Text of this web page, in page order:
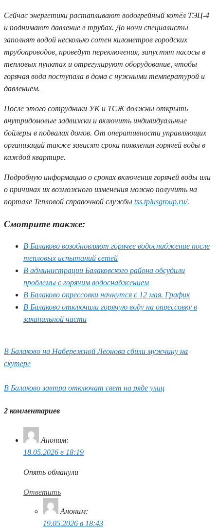
Сейчас энергетики растапливают водогрейный котёл ТЭЦ-4
и поднимают давление в трубах. До ночи специалисты
заполнят водой несколько сотен километров городских
трубопроводов, проведут переключения, запустят насосы в
тепловых пунктах и отрегулируют оборудование, чтобы
горячая вода поступала в дома с нужными температурой и
давлением.
После этого сотрудники УК и ТСЖ должны открыть
внутридомовые задвижки и включить индивидуальные
бойлеры в подвалах домов. От оперативности управляющих
организаций также зависят сроки появления горячей воды в
каждой квартире.
Подробную информацию о сроках включения горячей воды или
о причинах их возможного изменения можно получить на
портале Тепловой справочной службы tss.tplusgroup.ru/.
Смотрите также:
В Балаково возобновляют горячее водоснабжение после
тепловых испытаний сетей
В администрации Балаковского района обсудили
проблемы с горячим водоснабжением
В Балаково опрессовки начнутся с 12 мая. График
В Балаково отключили горячую воду на опрессовку в
заканальной части
В Балаково на Набережной Леонова сбили мужчину на
скутере
В Балаково завтра отключат свет на ряде улиц
2 комментариев
Аноним:
18.05.2026 в 18:19
Опять обманули
Ответить
Аноним:
19.05.2026 в 18:43